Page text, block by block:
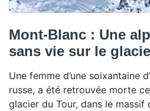
Mont-Blanc : Une
sans vie sur le
Une femme d’une soixantaine
russe, a été retrouvée morte
glacier du Tour, dans le massif